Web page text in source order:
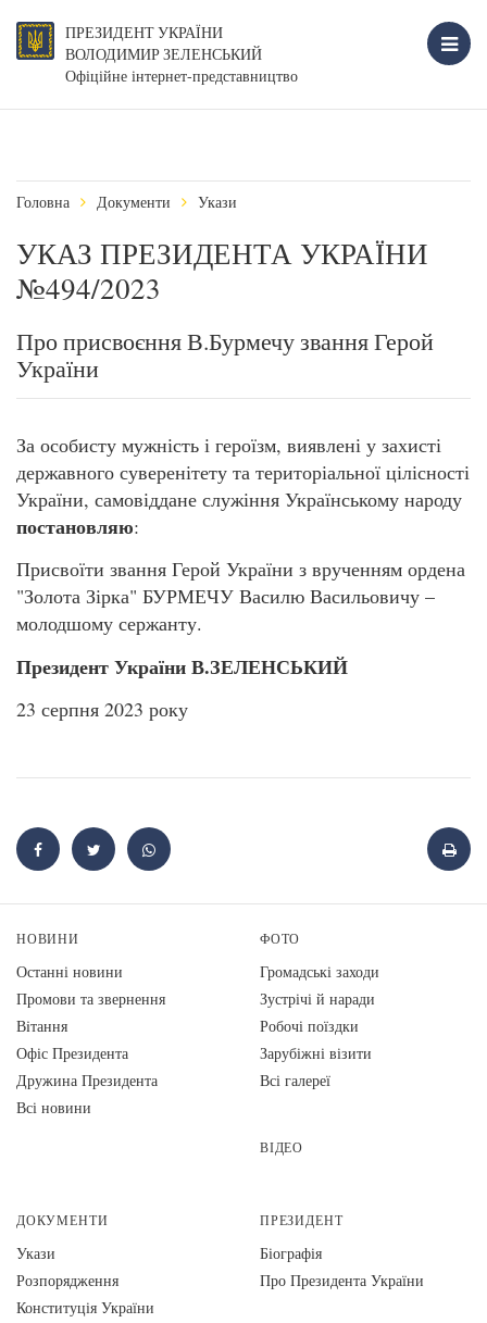
ПРЕЗИДЕНТ УКРАЇНИ
ВОЛОДИМИР ЗЕЛЕНСЬКИЙ
Офіційне інтернет-представництво
Головна Документи Укази
УКАЗ ПРЕЗИДЕНТА УКРАЇНИ
№494/2023
Про присвоєння В.Бурмечу звання Герой
України
За особисту мужність і героїзм, виявлені у захисті
державного суверенітету та територіальної цілісності
України, самовіддане служіння Українському народу
постановляю:
Присвоїти звання Герой України з врученням ордена
"Золота Зірка" БУРМЕЧУ Василю Васильовичу –
молодшому сержанту.
Президент України В.ЗЕЛЕНСЬКИЙ
23 серпня 2023 року
НОВИНИ
Останні новини
Промови та звернення
Вiтання
Офіс Президента
Дружина Президента
Всі новини
ФОТО
Громадські заходи
Зустрічі й наради
Робочі поїздки
Зарубіжні візити
Всі галереї
ВІДЕО
ДОКУМЕНТИ
Укази
Розпорядження
Конституція України
ПРЕЗИДЕНТ
Біографія
Про Президента України